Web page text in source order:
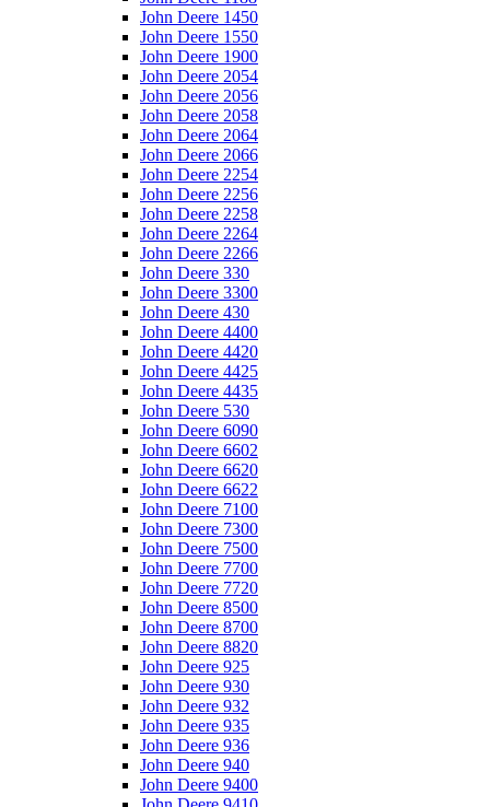
John Deere 1450
John Deere 1550
John Deere 1900
John Deere 2054
John Deere 2056
John Deere 2058
John Deere 2064
John Deere 2066
John Deere 2254
John Deere 2256
John Deere 2258
John Deere 2264
John Deere 2266
John Deere 330
John Deere 3300
John Deere 430
John Deere 4400
John Deere 4420
John Deere 4425
John Deere 4435
John Deere 530
John Deere 6090
John Deere 6602
John Deere 6620
John Deere 6622
John Deere 7100
John Deere 7300
John Deere 7500
John Deere 7700
John Deere 7720
John Deere 8500
John Deere 8700
John Deere 8820
John Deere 925
John Deere 930
John Deere 932
John Deere 935
John Deere 936
John Deere 940
John Deere 9400